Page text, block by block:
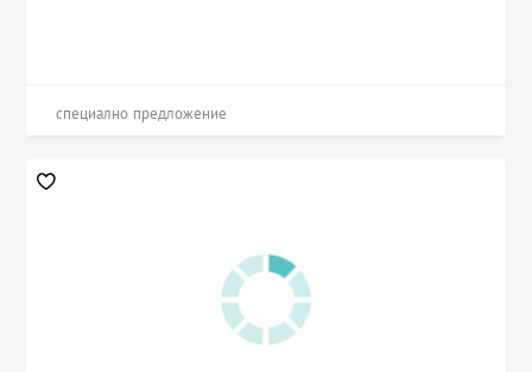
специално предложение